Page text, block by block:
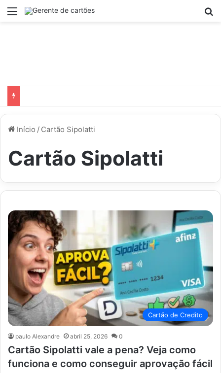
Menu
Início / Cartão Sipolatti
Cartão Sipolatti
Cartão de Credito
paulo Alexandre abril 25, 2026 0
Cartão Sipolatti vale a pena? Veja como
funciona e como conseguir aprovação fácil